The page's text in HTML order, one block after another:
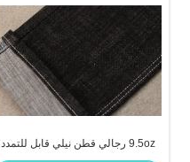
9.5oz رجالي قطن نيلي قابل للتمدد
قماش دنيم قماش دينم منسوجات